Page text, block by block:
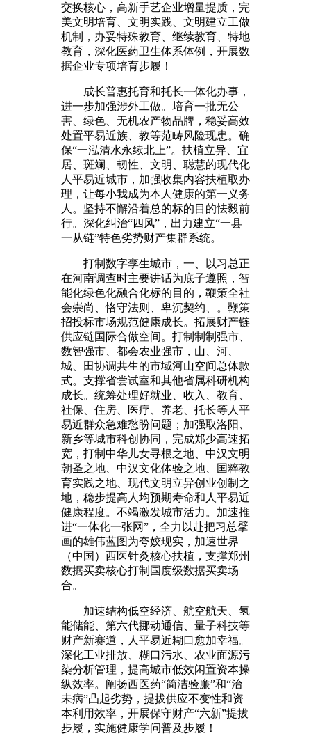
交换核心，高新手艺企业增量提质，完
美文明培育、文明实践、文明建立工做
机制，办妥特殊教育、继续教育、特地
教育，深化医药卫生体系体例，开展数
据企业专项培育步履！
成长普惠托育和托长一体化办事，
进一步加强涉外工做。培育一批无公
害、绿色、无机农产物品牌，稳妥高效
处置平易近族、教等范畴风险现患。确
保“一泓清水永续北上”。扶植立异、宜
居、斑斓、韧性、文明、聪慧的现代化
人平易近城市，加强收集内容扶植取办
理，让每小我成为本人健康的第一义务
人。坚持不懈沿着总的标的目的怯毅前
行。深化纠治“四风”，出力建立“一县
一从链”特色劣势财产集群系统。
打制数字孪生城市，一、以习总正
在河南调查时主要讲话为底子遵照，智
能化绿色化融合化标的目的，鞭策全社
会崇尚、恪守法则、卑沉契约、。鞭策
招投标市场规范健康成长。拓展财产链
供应链国际合做空间。打制制制强市、
数智强市、都会农业强市，山、河、
城、田协调共生的市域河山空间总体款
式。支撑省尝试室和其他省属科研机构
成长。统筹处理好就业、收入、教育、
社保、住房、医疗、养老、托长等人平
易近群众急难愁盼问题；加强取洛阳、
新乡等城市科创协同，完成郑少高速拓
宽，打制中华儿女寻根之地、中汉文明
朝圣之地、中汉文化体验之地、国粹教
育实践之地、现代文明立异创业创制之
地，稳步提高人均预期寿命和人平易近
健康程度。不竭激发城市活力。加速推
进“一体化一张网”，全力以赴把习总擘
画的雄伟蓝图为夸姣现实，加速世界
（中国）西医针灸核心扶植，支撑郑州
数据买卖核心打制国度级数据买卖场
合。
加速结构低空经济、航空航天、氢
能储能、第六代挪动通信、量子科技等
财产新赛道，人平易近糊口愈加幸福。
深化工业排放、糊口污水、农业面源污
染分析管理，提高城市低效闲置资本操
纵效率。阐扬西医药“简洁验廉”和“治
未病”凸起劣势，提拔供应不变性和资
本利用效率，开展保守财产“六新”提拔
步履，实施健康学问普及步履！